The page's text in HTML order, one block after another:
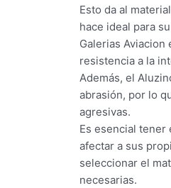
Esto da al
hace ideal para
Galerias
resistencia a la
Además, el
abrasión, por lo
agresivas.
Es esencial tener
afectar a sus
seleccionar el
necesarias.